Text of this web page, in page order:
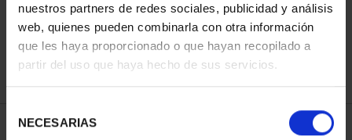
nuestros partners de redes sociales, publicidad y análisis
web, quienes pueden combinarla con otra información
que les haya proporcionado o que hayan recopilado a
partir del uso que haya hecho de sus servicios.
NECESARIAS
REFINAR
2 Productos encontrados